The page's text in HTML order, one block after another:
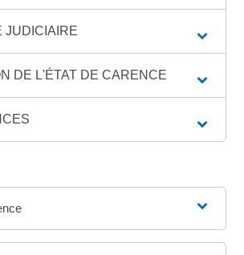
JUDICIAIRE
DE L'ÉTAT DE CARENCE